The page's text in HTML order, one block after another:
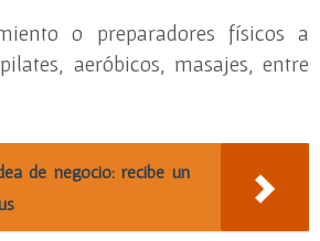
o preparadores físicos a
aeróbicos, masajes, entre
de negocio: recibe un